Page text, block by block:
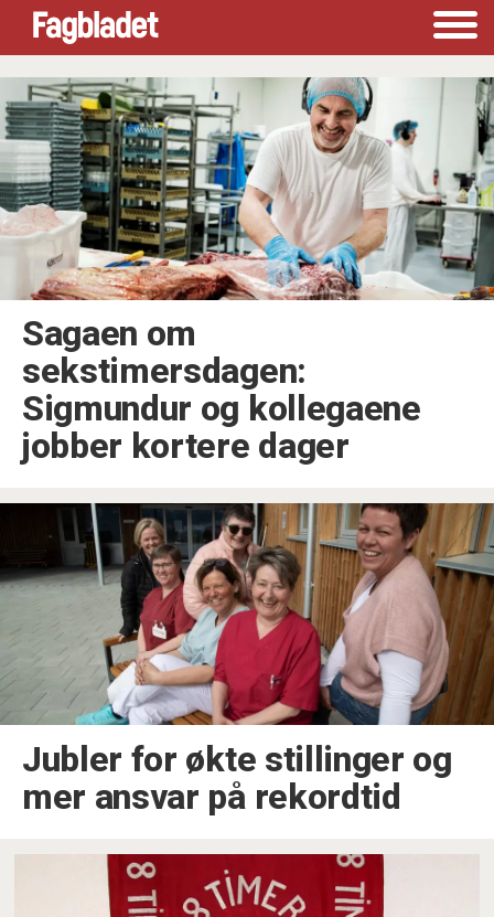
Tag:
arbeidstid
Sagaen om
sekstimersdagen:
Sigmundur og kollegaene
jobber kortere dager
Jubler for økte stillinger og
mer ansvar på rekordtid